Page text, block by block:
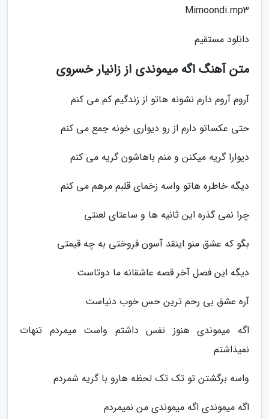
Mimoondi.mp3
دانلود مستقیم
متن آهنگ اگه میموندی از زانیار خسروی
آروم آروم دارم نشونه هاتو از زندگیم کم می کنم
حتی عکساتو دارم از رو دیواری خونه جمع می کنم
دیوارا گریه میکنن و منم باهاشون گریه می کنم
دیگه خاطره هاتو واسه زخمای قلبم مرهم می کنم
چرا نمی گذره این ثانیه ها و ساعتای لعنتی
بگو که عشق منو اینقد آسون فروختی به چه قیمتی
دیگه این فصل آخر قصه عاشقانه ما دوتاست
آره عشق بی رحم ترین حس خوب دنیاست
اگه میموندی هنوز نفس داشتم واست میمردم تنهات
نمیذاشتم
واسه برگشتن تو تک تک لحظه هارو با گریه شمردم
اگه میموندی اگه میموندی من نمیمردم